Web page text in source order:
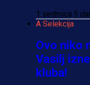
1 sedmica 5
A Selekcija
Ovo niko
Vasilj
kluba!